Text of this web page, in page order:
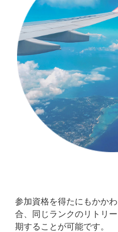
参加資格を得たにもかか
合、同じランクのリトリ
期することが可能です。